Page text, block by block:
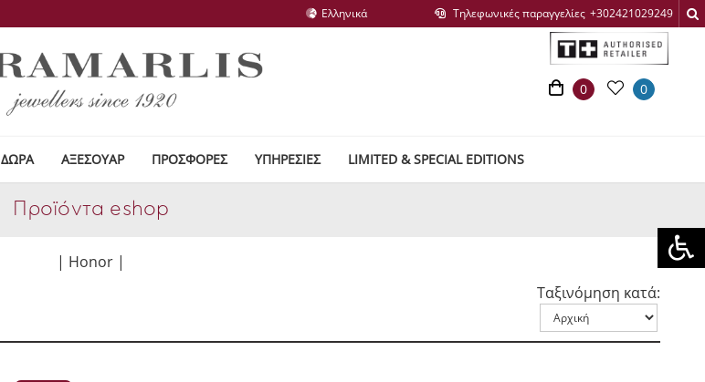
Τηλεφωνικές παραγγελίες
0 0
ΔΩΡΑ ΑΞΕΣΟΥΑΡ ΠΡΟΣΦΟΡΕΣ ΥΠΗΡΕΣΙΕΣ LIMITED & SPECIAL EDITIONS
Προϊόντα eshop
| Honor |
Ταξινόμηση κατά: